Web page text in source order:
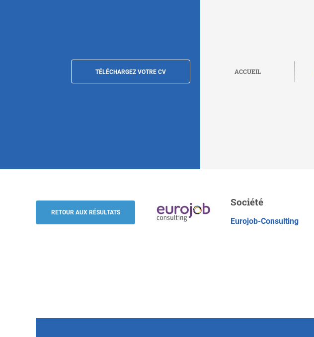
TÉLÉCHARGEZ VOTRE CV ACCUEIL
Technicien de maintenance itinérant - Machines spéciales /
Pharma & Médical (h/f), France
Eurojob-Consulting
RETOUR AUX RÉSULTATS
Société
Eurojob-Consulting